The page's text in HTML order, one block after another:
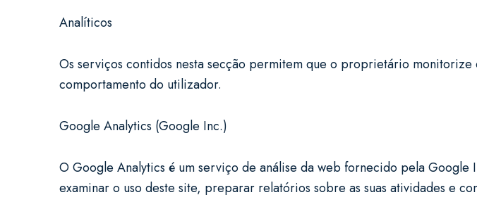
Analíticos
Os serviços contidos nesta secção permitem que o proprietário
comportamento do utilizador.
Google Analytics (Google Inc.)
O Google Analytics é um serviço de análise da web fornecido pela
examinar o uso deste site, preparar relatórios sobre as suas atividades e